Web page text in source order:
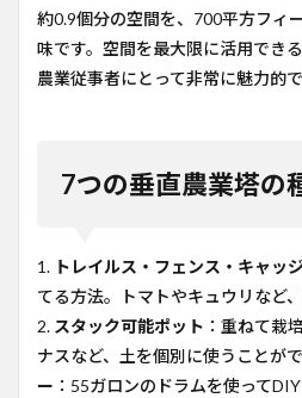
農業
塔を
導入
する
は？
約0.9個分の空間を、700平方フィ
味です。空間を最大限に活用でき
農業従事者にとって非常に魅力的で
7つの垂直農業塔の
1. トレイルス・フェンス・キャッ
てる方法。トマトやキュウリなど
2. スタック可能ポット ：重ねて栽
ナスなど、土を個別に使うことが
ー ：55ガロンのドラムを使って